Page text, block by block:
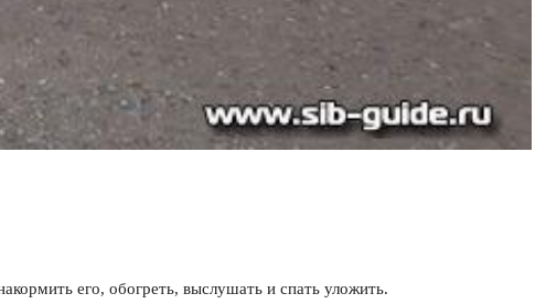
его, обогреть, выслушать и спать уложить.